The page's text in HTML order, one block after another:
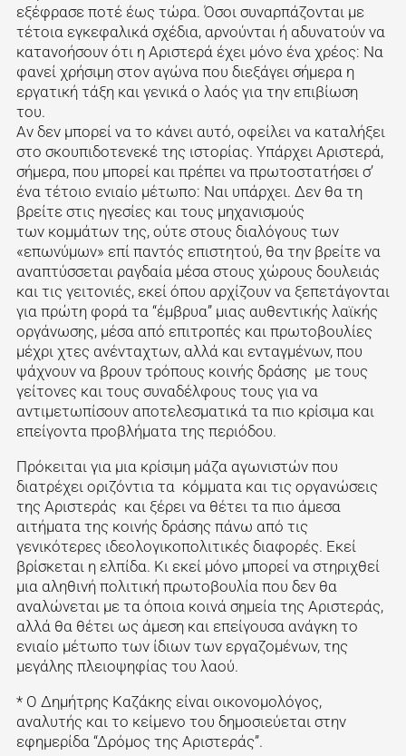
εξέφρασε ποτέ έως τώρα. Όσοι συναρπάζονται με
τέτοια εγκεφαλικά σχέδια, αρνούνται ή αδυνατούν να
κατανοήσουν ότι η Αριστερά έχει μόνο ένα χρέος: Να
φανεί χρήσιμη στον αγώνα που διεξάγει σήμερα η
εργατική τάξη και γενικά ο λαός για την επιβίωση
του.
Αν δεν μπορεί να το κάνει αυτό, οφείλει να καταλήξει
στο σκουπιδοτενεκέ της ιστορίας. Υπάρχει Αριστερά,
σήμερα, που μπορεί και πρέπει να πρωτοστατήσει σ’
ένα τέτοιο ενιαίο μέτωπο: Ναι υπάρχει. Δεν θα τη
βρείτε στις ηγεσίες και τους μηχανισμούς
των κομμάτων της, ούτε στους διαλόγους των
«επωνύμων» επί παντός επιστητού, θα την βρείτε να
αναπτύσσεται ραγδαία μέσα στους χώρους δουλειάς
και τις γειτονιές, εκεί όπου αρχίζουν να ξεπετάγονται
για πρώτη φορά τα “έμβρυα” μιας αυθεντικής λαϊκής
οργάνωσης, μέσα από επιτροπές και πρωτοβουλίες
μέχρι χτες ανένταχτων, αλλά και ενταγμένων, που
ψάχνουν να βρουν τρόπους κοινής δράσης με τους
γείτονες και τους συναδέλφους τους για να
αντιμετωπίσουν αποτελεσματικά τα πιο κρίσιμα και
επείγοντα προβλήματα της περιόδου.
Πρόκειται για μια κρίσιμη μάζα αγωνιστών που
διατρέχει οριζόντια τα κόμματα και τις οργανώσεις
της Αριστεράς και ξέρει να θέτει τα πιο άμεσα
αιτήματα της κοινής δράσης πάνω από τις
γενικότερες ιδεολογικοπολιτικές διαφορές. Εκεί
βρίσκεται η ελπίδα. Κι εκεί μόνο μπορεί να στηριχθεί
μια αληθινή πολιτική πρωτοβουλία που δεν θα
αναλώνεται με τα όποια κοινά σημεία της Αριστεράς,
αλλά θα θέτει ως άμεση και επείγουσα ανάγκη το
ενιαίο μέτωπο των ίδιων των εργαζομένων, της
μεγάλης πλειοψηφίας του λαού.
* Ο Δημήτρης Καζάκης είναι οικονομολόγος,
αναλυτής και το κείμενο του δημοσιεύεται στην
εφημερίδα “Δρόμος της Αριστεράς”.